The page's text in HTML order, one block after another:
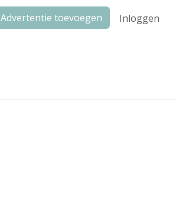
Advertentie toevoegen Inloggen